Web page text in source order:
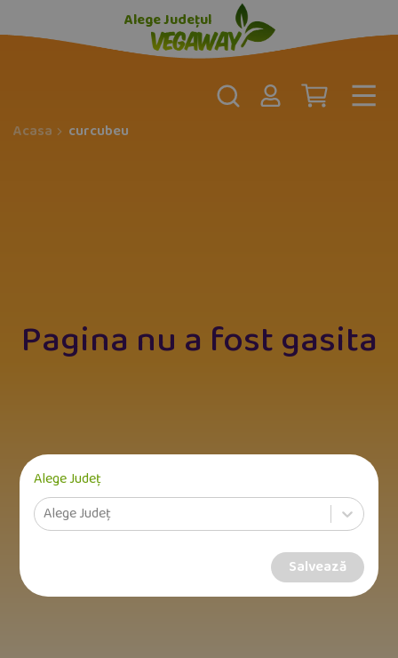
Alege Județul
Acasa curcubeu
Pagina nu a fost gasita
Alege Județ
Alege Județ
Salvează